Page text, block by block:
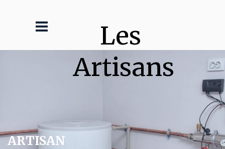
Les
Artisans
ARTISAN